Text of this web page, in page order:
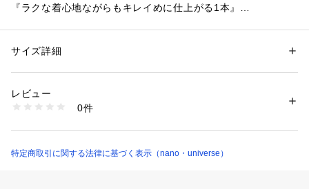
『ラクな着心地ながらもキレイめに仕上がる1本』
イージーに見えないようフロントはあき見せのディテールを採
◆デイリーコーデの救世主、ラクしてきちんと見えパンツ◆
・ラクな着心地ながらもキレイめに仕上がるサテンイージーパ
性別：レディース
素材：ポリエステル 100%
洗濯：手洗い 漂白× アイロン150℃ ドライ弱い タンブル乾燥× 吊り干し
ウェット非常に弱い
商品番号：1096600000174 （モール）
サイズ詳細
レビュー
0件
特定商取引に関する法律に基づく表示（nano・universe）